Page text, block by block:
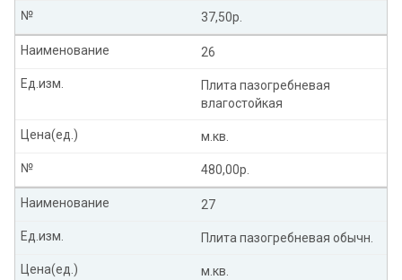
37,50р.
№
26
Наименование
Плита пазогребневая
влагостойкая
Ед.изм.
м.кв.
Цена(ед.)
480,00р.
№
27
Наименование
Плита пазогребневая обычн.
Ед.изм.
м.кв.
Цена(ед.)